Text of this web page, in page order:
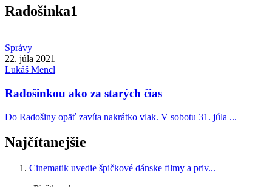
Radošinka1
Správy
22. júla 2021
Lukáš Mencl
Radošinkou ako za starých čias
Do Radošiny opäť zavíta nakrátko vlak. V sobotu 31. júla ...
Najčítanejšie
Cinematik uvedie špičkové dánske filmy a priv...